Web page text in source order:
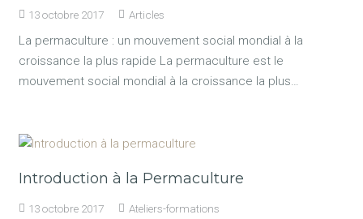
13 octobre 2017 Articles
La permaculture : un mouvement social mondial à la
croissance la plus rapide La permaculture est le
mouvement social mondial à la croissance la plus…
Introduction à la Permaculture
13 octobre 2017 Ateliers-formations